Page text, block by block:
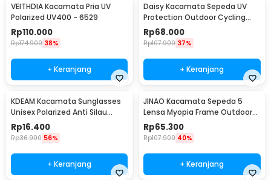
VEITHDIA Kacamata Pria UV
Polarized UV400 - 6529
Rp110.000
Rp174.900 38%
+ Keranjang
Daisy Kacamata Sepeda UV
Protection Outdoor Cycling
Sunglasses - X7
Rp68.000
Rp107.900 37%
+ Keranjang
KDEAM Kacamata Sunglasses
Unisex Polarized Anti Silau
Outdoor UV200 KD156 - KD156
Rp16.400
Rp36.900 56%
+ Keranjang
JINAO Kacamata Sepeda 5
Lensa Myopia Frame Outdoor
Cycling Sunglasses - 0089
Rp65.300
Rp107.900 40%
+ Keranjang